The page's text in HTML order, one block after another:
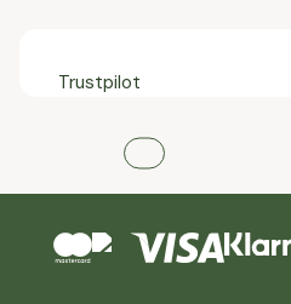
Trustpilot